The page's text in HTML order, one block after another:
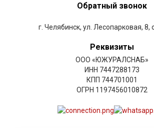
Обратный звонок
г. Челябинск, ул. Лесопарковая, 8,
Реквизиты
ООО «ЮЖУРАЛСНАБ»
ИНН 7447288173
КПП 744701001
ОГРН 1197456010872